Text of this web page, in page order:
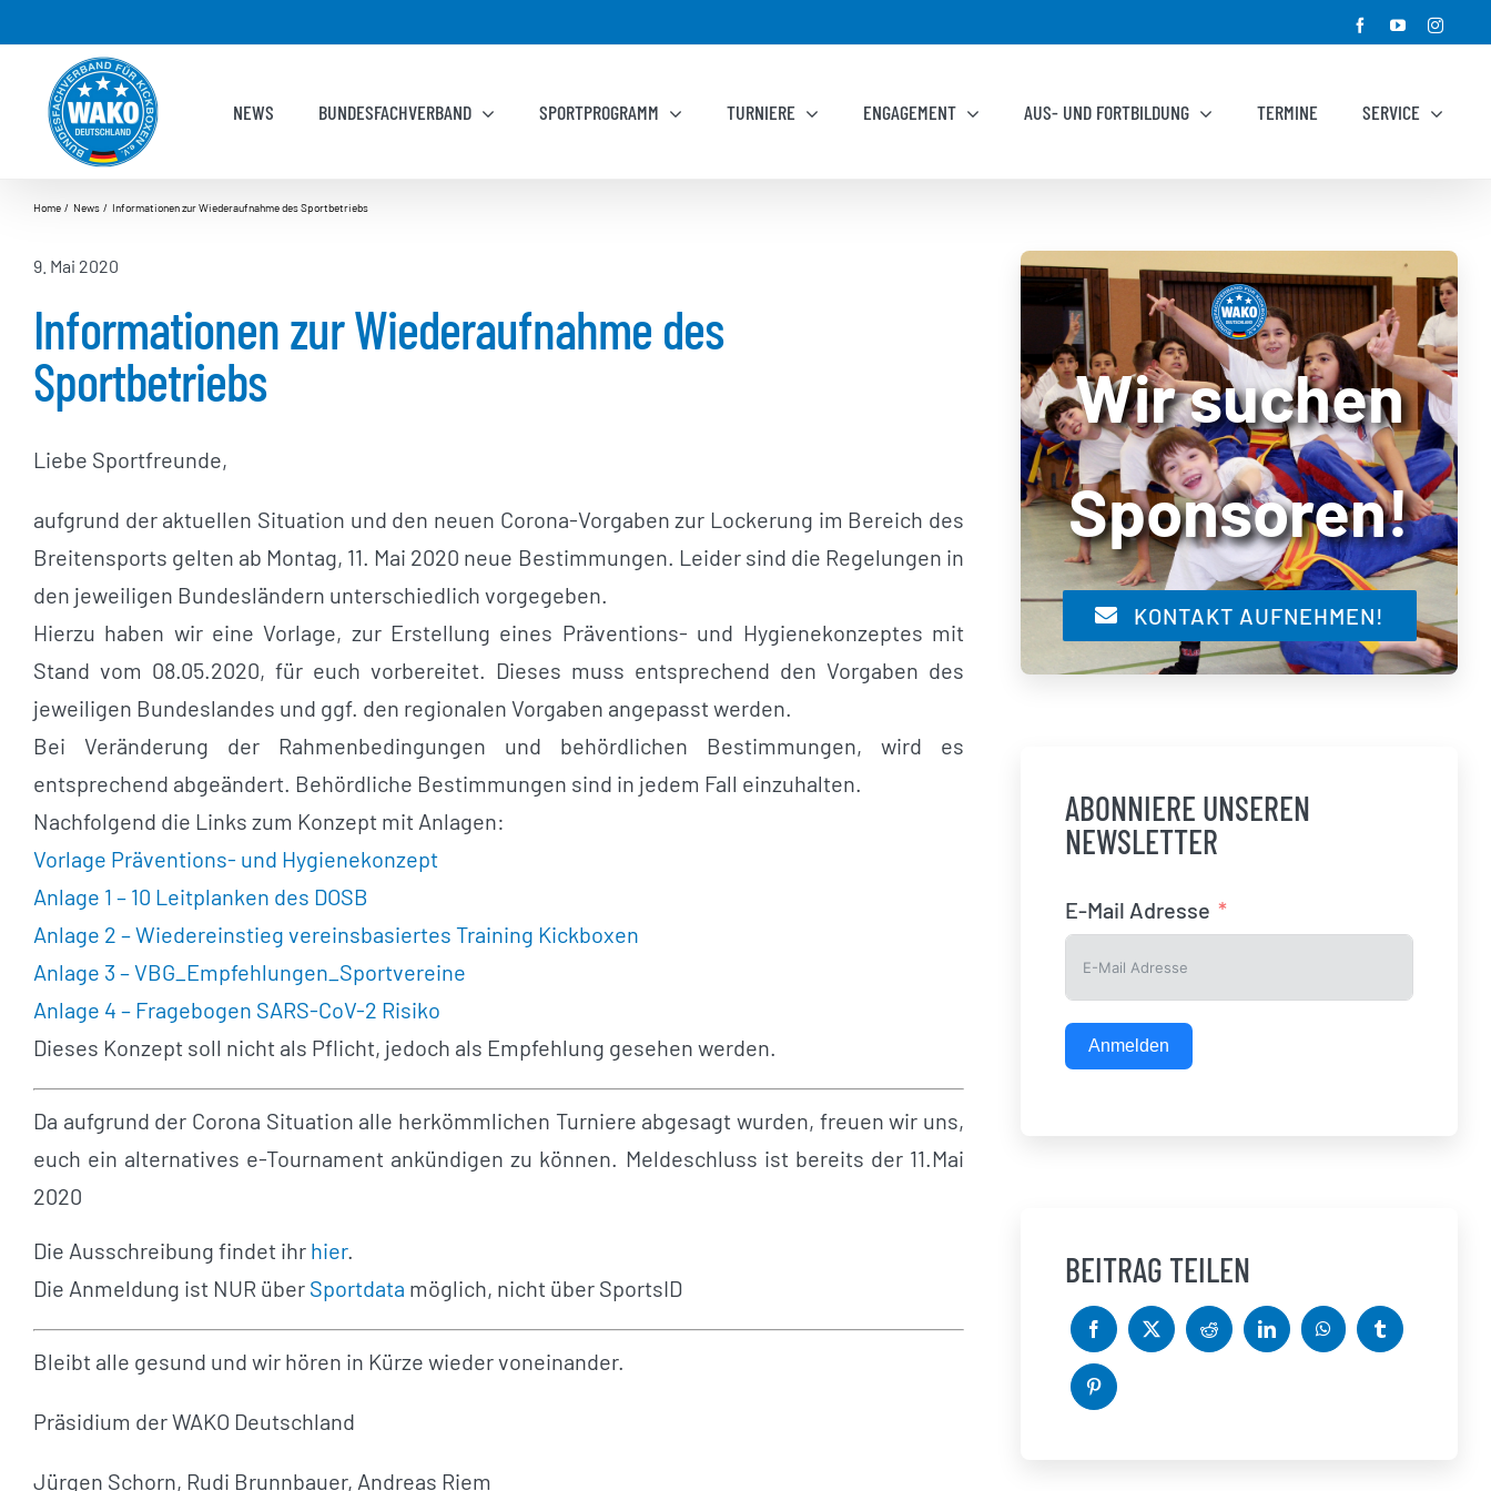
springen
FacebookYouTube
NEWS BUNDESFACHVERBAND SPORTPROGRAMM TURNIERE ENGAGEMENT AUS- UND FORTBILDUNG TERMINE SERVICE
Home News Informationen zur Wiederaufnahme des Sportbetriebs
9. Mai 2020
Informationen zur Wiederaufnahme des
Sportbetriebs
Liebe Sportfreunde,
aufgrund der aktuellen Situation und den neuen Corona-Vorgaben zur Lockerung im Bereich des
Breitensports gelten ab Montag, 11. Mai 2020 neue Bestimmungen. Leider sind die Regelungen in
den jeweiligen Bundesländern unterschiedlich vorgegeben.
Hierzu haben wir eine Vorlage, zur Erstellung eines Präventions- und Hygienekonzeptes mit
Stand vom 08.05.2020, für euch vorbereitet. Dieses muss entsprechend den Vorgaben des
jeweiligen Bundeslandes und ggf. den regionalen Vorgaben angepasst werden.
Bei Veränderung der Rahmenbedingungen und behördlichen Bestimmungen, wird es
entsprechend abgeändert. Behördliche Bestimmungen sind in jedem Fall einzuhalten.
Nachfolgend die Links zum Konzept mit Anlagen:
Vorlage Präventions- und Hygienekonzept
Anlage 1 – 10 Leitplanken des DOSB
Anlage 2 – Wiedereinstieg vereinsbasiertes Training Kickboxen
Anlage 3 – VBG_Empfehlungen_Sportvereine
Anlage 4 – Fragebogen SARS-CoV-2 Risiko
Dieses Konzept soll nicht als Pflicht, jedoch als Empfehlung gesehen werden.
Da aufgrund der Corona Situation alle herkömmlichen Turniere abgesagt wurden, freuen wir uns,
euch ein alternatives e-Tournament ankündigen zu können. Meldeschluss ist bereits der 11.Mai
2020
Die Ausschreibung findet ihr hier.
Die Anmeldung ist NUR über Sportdata möglich, nicht über SportsID
Bleibt alle gesund und wir hören in Kürze wieder voneinander.
Präsidium der WAKO Deutschland
Jürgen Schorn, Rudi Brunnbauer, Andreas Riem
Wir suchen
Sponsoren!
KONTAKT AUFNEHMEN!
ABONNIERE UNSEREN
NEWSLETTER
E-Mail Adresse
Anmelden
BEITRAG TEILEN